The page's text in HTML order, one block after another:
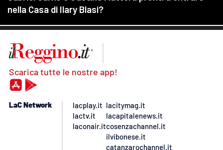
Scarica tutte le nostre app!
LaC Network
lacplay.it
lactv.it
laconair.it
lacitymag.it
lacapitalenews.it
cosenzachannel.it
ilvibonese.it
catanzarochannel.it